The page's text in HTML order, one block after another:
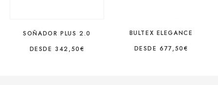
SOÑADOR PLUS 2.0
DESDE 342,50€
BULTEX ELEGANCE
DESDE 677,50€